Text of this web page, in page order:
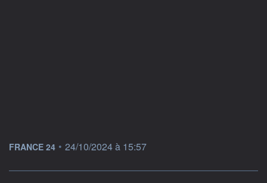
information fournie par
FRANCE 24 • 24/10/2024 à 15:57